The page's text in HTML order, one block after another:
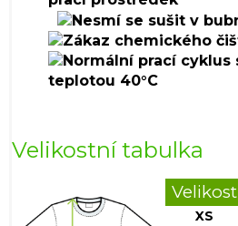
Velikostní tabulka
Velikost
XS